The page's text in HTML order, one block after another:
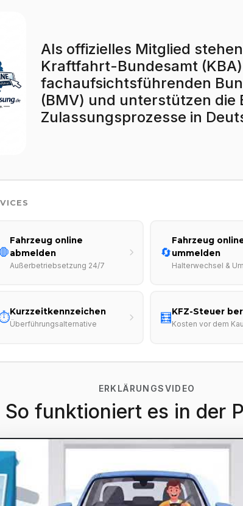
Als offizielles Mitglied
Kraftfahrt-Bundesamt
fachaufsichtsführenden
(BMV) und unterstützen die
Zulassungsprozesse in
Fahrzeug online
abmelden
Außerbetriebsetzung 24/7
🔄
Fahrzeug
ummelden
Halterwechsel &
Kurzzeitkennzeichen
Überführungsalternative 🧮KFZ-Steuer
Kosten vor dem
ERKLÄRUNGSVIDEO
So funktioniert es in der